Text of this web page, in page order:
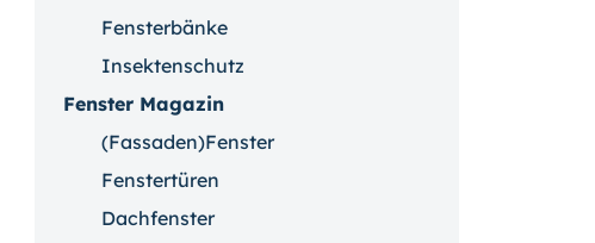
Fensterbänke
Insektenschutz
Fenster Magazin
(Fassaden)Fenster
Fenstertüren
Dachfenster